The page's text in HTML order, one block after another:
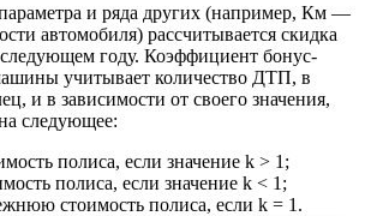
и ряда других (например, Км —
автомобиля) рассчитывается скидка
году. Коэффициент бонус-
учитывает количество ДТП, в
и в зависимости от своего значения,
следующее:
полиса, если значение k > 1;
полиса, если значение k < 1;
стоимость полиса, если k = 1.